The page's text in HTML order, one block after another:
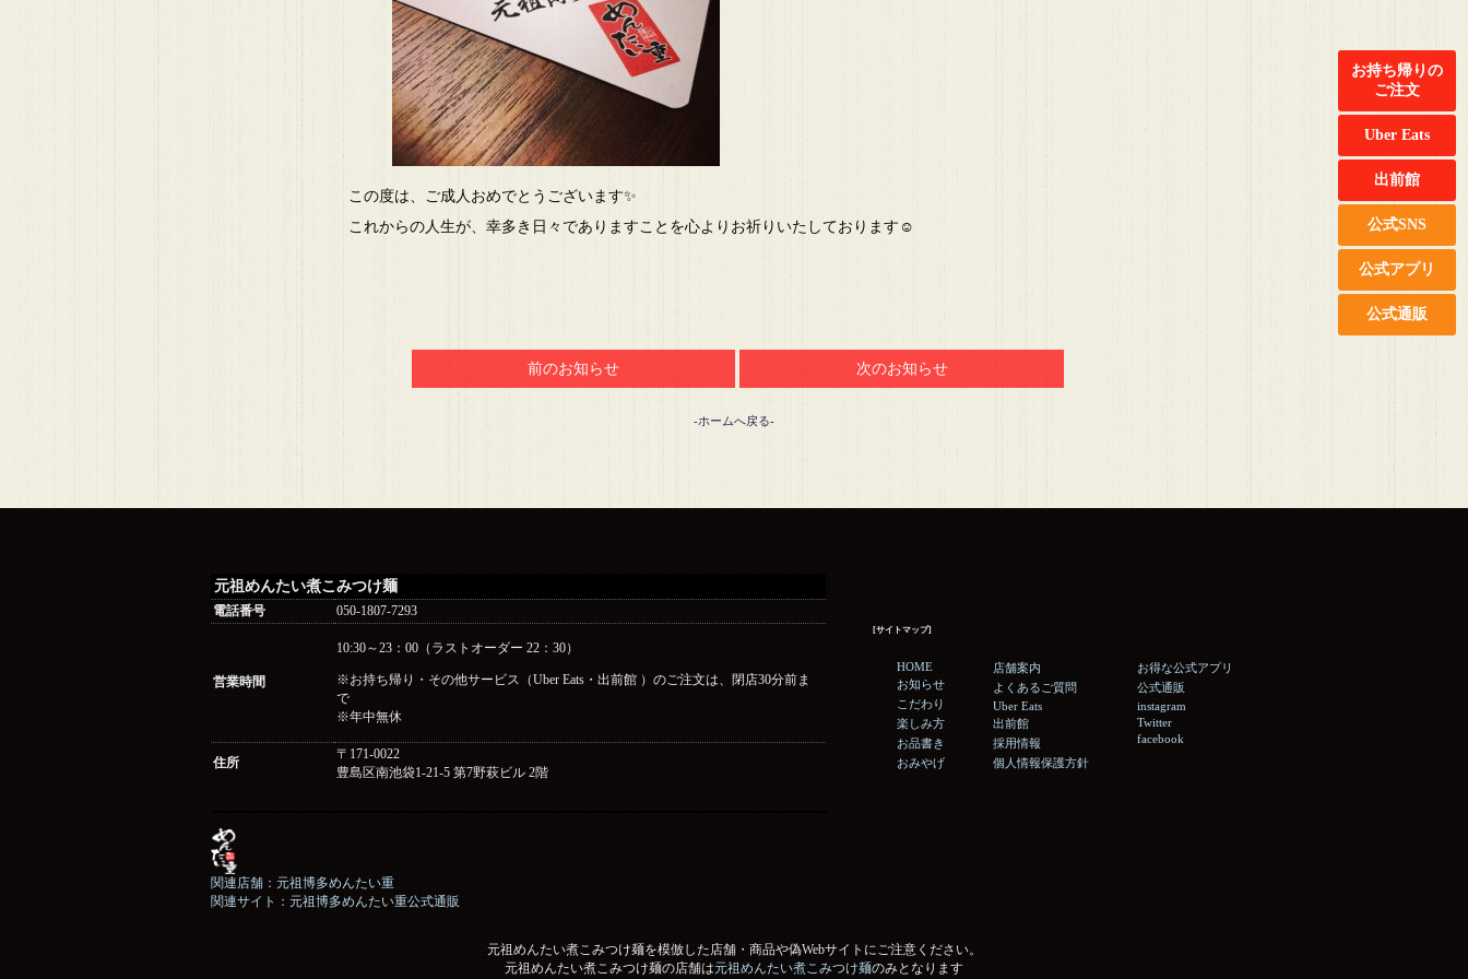
お持ち帰りの
ご注文
Uber Eats
出前館
公式SNS
公式アプリ
公式通販
この度は、ご成人おめでとうございます✨
これからの人生が、幸多き日々でありますことを心よりお祈りいたしております☺️
前のお知らせ 次のお知らせ
-ホームへ戻る-
元祖めんたい煮こみつけ麺
電話番号 050-1807-7293
営業時間
10:30～23：00（ラストオーダー 22：30）
※お持ち帰り・その他サービス（Uber Eats・出前館 ）のご注文は、閉店30分前ま
で
※年中無休
住所
〒171-0022
豊島区南池袋1-21-5 第7野萩ビル 2階
関連店舗：元祖博多めんたい重
関連サイト：元祖博多めんたい重公式通販
[サイトマップ]
HOME
お知らせ
こだわり
楽しみ方
お品書き
おみやげ
店舗案内
よくあるご質問
Uber Eats
出前館
採用情報
個人情報保護方針
お得な公式アプリ
公式通販
instagram
Twitter
facebook
元祖めんたい煮こみつけ麺を模倣した店舗・商品や偽Webサイトにご注意ください。
元祖めんたい煮こみつけ麺の店舗は元祖めんたい煮こみつけ麺のみとなります